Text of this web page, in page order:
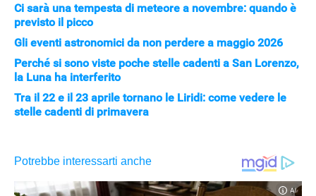
APPLE
Ci sarà una tempesta di meteore a novembre: quando è
previsto il picco
Gli eventi astronomici da non perdere a maggio 2026
Perché si sono viste poche stelle cadenti a San Lorenzo,
la Luna ha interferito
Tra il 22 e il 23 aprile tornano le Liridi: come vedere le
stelle cadenti di primavera